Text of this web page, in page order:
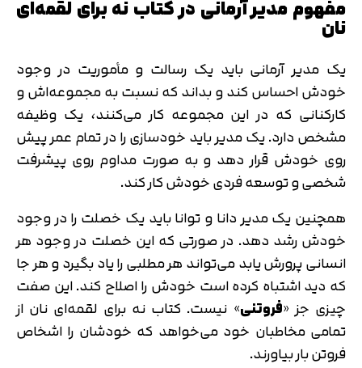
مفهوم مدیر آرمانی در کتاب نه برای لقمه‌ای
نان
یک مدیر آرمانی باید یک رسالت و مأموریت در وجود
خودش احساس کند و بداند که نسبت به مجموعه‌اش و
کارکنانی که در این مجموعه کار می‌کنند، یک وظیفه
مشخص دارد. یک مدیر باید خودسازی را در تمام عمر پیش
روی خودش قرار دهد و به صورت مداوم روی پیشرفت
شخصی و توسعه فردی خودش کار کند.
همچنین یک مدیر دانا و توانا باید یک خصلت را در وجود
خودش رشد دهد. در صورتی که این خصلت در وجود هر
انسانی پرورش یابد می‌تواند هر مطلبی را یاد بگیرد و هر جا
که دید اشتباه کرده است خودش را اصلاح کند. این صفت
چیزی جز «فروتنی» نیست. کتاب نه برای لقمه‌ای نان از
تمامی مخاطبان خود می‌خواهد که خودشان را اشخاص
فروتن بار بیاورند.